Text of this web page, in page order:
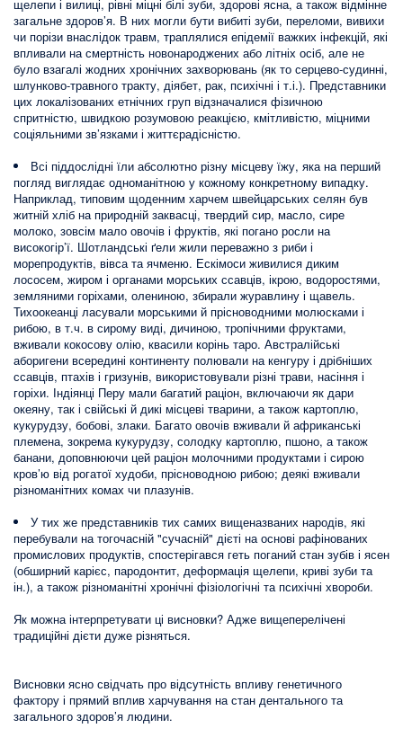
щелепи і вилиці, рівні міцні білі зуби, здорові ясна, а також відмінне
загальне здоров’я. В них могли бути вибиті зуби, переломи, вивихи
чи порізи внаслідок травм, траплялися епідемії важких інфекцій, які
впливали на смертність новонароджених або літніх осіб, але не
було взагалі жодних хронічних захворювань (як то серцево-судинні,
шлунково-травного тракту, діябет, рак, психічні і т.і.). Представники
цих локалізованих етнічних груп відзначалися фізичною
спритністю, швидкою розумовою реакцією, кмітливістю, міцними
соціяльними зв’язками і життєрадісністю.
Всі піддослідні їли абсолютно різну місцеву їжу, яка на перший
погляд виглядає одноманітною у кожному конкретному випадку.
Наприклад, типовим щоденним харчем швейцарських селян був
житній хліб на природній заквасці, твердий сир, масло, сире
молоко, зовсім мало овочів і фруктів, які погано росли на
високогір’ї. Шотландські ґели жили переважно з риби і
морепродуктів, вівса та ячменю. Ескімоси живилися диким
лососем, жиром і органами морських ссавців, ікрою, водоростями,
земляними горіхами, олениною, збирали журавлину і щавель.
Тихоокеанці ласували морськими й прісноводними молюсками і
рибою, в т.ч. в сирому виді, дичиною, тропічними фруктами,
вживали кокосову олію, квасили корінь таро. Австралійські
аборигени всередині континенту полювали на кенгуру і дрібніших
ссавців, птахів і гризунів, використовували різні трави, насіння і
горіхи. Індіянці Перу мали багатий раціон, включаючи як дари
океяну, так і свійські й дикі місцеві тварини, а також картоплю,
кукурудзу, бобові, злаки. Багато овочів вживали й африканські
племена, зокрема кукурудзу, солодку картоплю, пшоно, а також
банани, доповнюючи цей раціон молочними продуктами і сирою
кров’ю від рогатої худоби, прісноводною рибою; деякі вживали
різноманітних комах чи плазунів.
У тих же представників тих самих вищеназваних народів, які
перебували на тогочасній "сучасній" дієті на основі рафінованих
промислових продуктів, спостерігався геть поганий стан зубів і ясен
(обширний карієс, пародонтит, деформація щелепи, криві зуби та
ін.), а також різноманітні хронічні фізіологічні та психічні хвороби.
Як можна інтерпретувати ці висновки? Адже вищеперелічені
традиційні дієти дуже різняться.
Висновки ясно свідчать про відсутність впливу генетичного
фактору і прямий вплив харчування на стан дентального та
загального здоров’я людини.